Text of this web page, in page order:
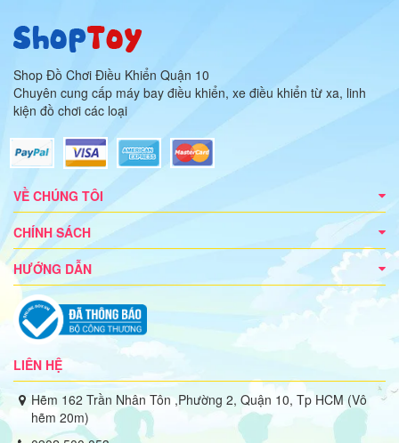
Shop Đồ Chơi Điều Khiển Quận 10
Chuyên cung cấp máy bay điều khiển, xe điều khiển từ xa, linh
kiện đồ chơi các loại
VỀ CHÚNG TÔI
CHÍNH SÁCH
HƯỚNG DẪN
LIÊN HỆ
Hẽm 162 Trần Nhân Tôn ,Phường 2, Quận 10, Tp HCM (Vô
hẽm 20m)